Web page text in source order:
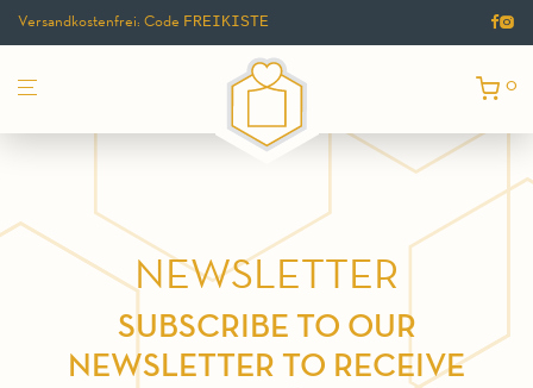
Versandkostenfrei: Code FREIKISTE
0
NEWSLETTER
SUBSCRIBE TO OUR
NEWSLETTER TO RECEIVE